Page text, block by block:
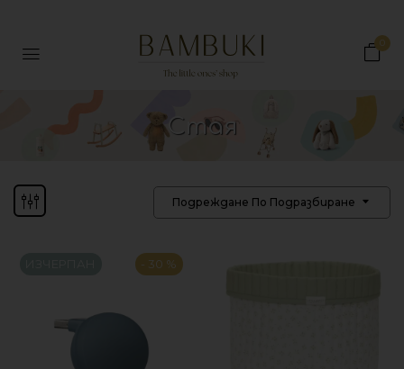
0
Стая
Подреждане По Подразбиране
- 30 %